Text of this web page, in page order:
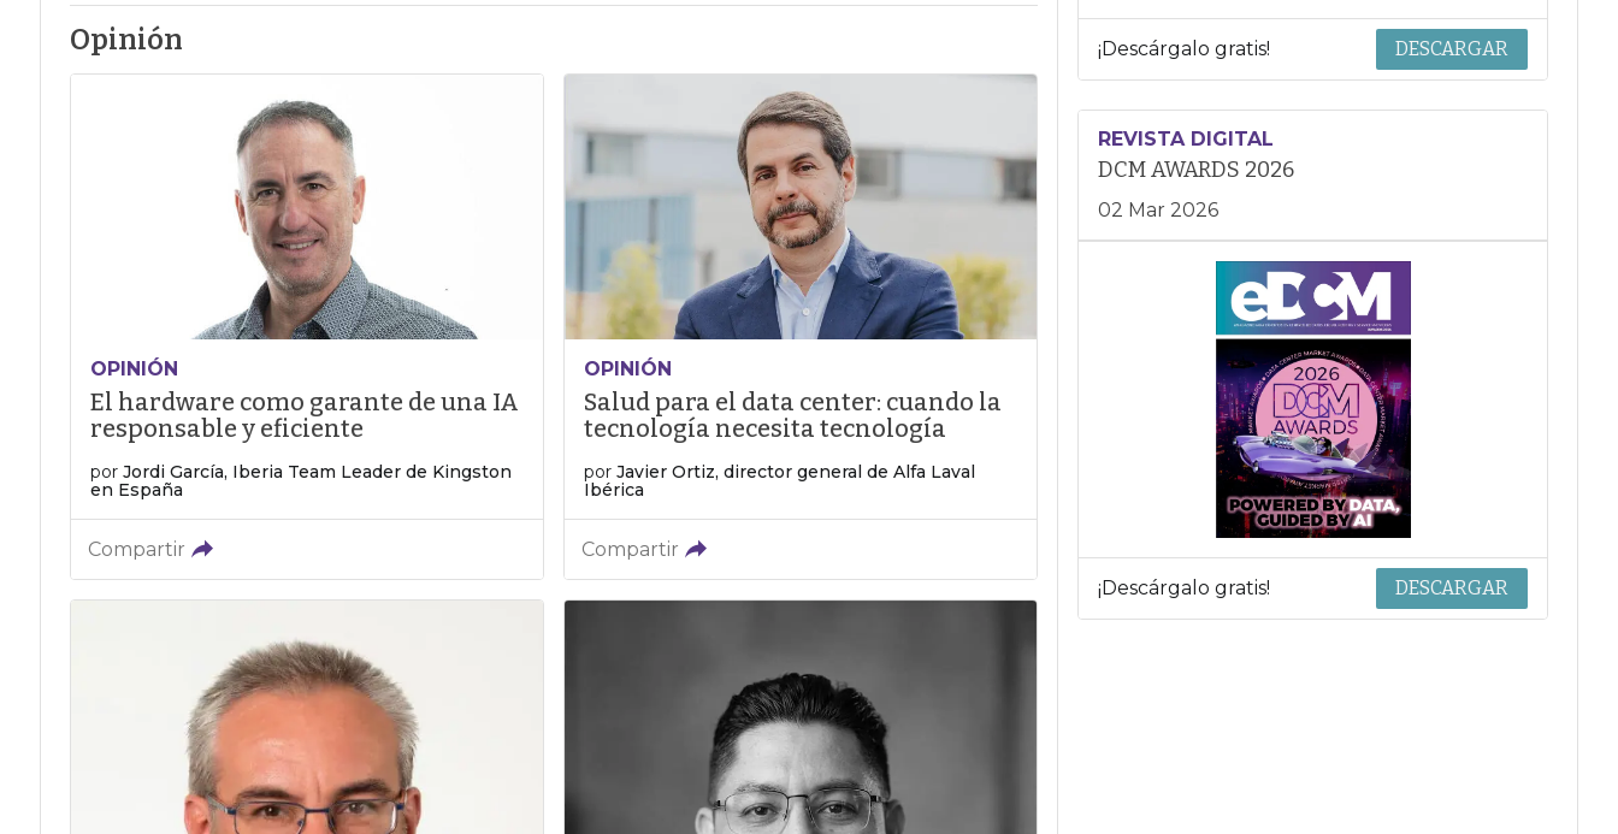
Opinión
OPINIÓN
El hardware como garante de una IA
responsable y eficiente
por Jordi García, Iberia Team Leader de Kingston
en España
Compartir
OPINIÓN
Salud para el data center: cuando la
tecnología necesita tecnología
por Javier Ortiz, director general de Alfa Laval
Ibérica
Compartir
¡Descárgalo gratis! DESCARGAR
REVISTA DIGITAL
DCM AWARDS 2026
02 Mar 2026
¡Descárgalo gratis! DESCARGAR